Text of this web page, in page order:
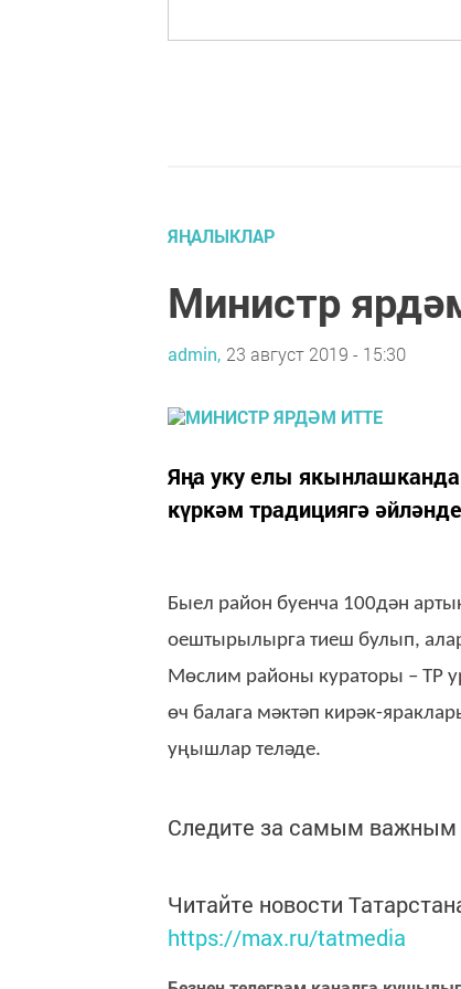
ЯҢАЛЫКЛАР
Министр
admin, 23 август 2019 - 15:30
Яңа уку елы якынлашканда
күркәм традициягә
Быел район буенча 100дән
оештырылырга тиеш булып,
Мөслим районы кураторы – ТР
өч балага мәктәп кирәк-
уңышлар теләде.
Следите за самым важным
Читайте новости
https://max.ru/tatmedia